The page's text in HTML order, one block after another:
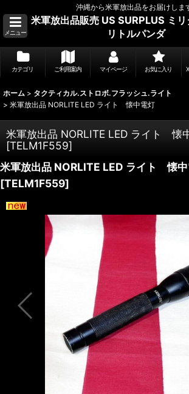
沖縄から米軍放出品をお届けしま
メニュー
米軍放出品販売 US SURPLUS ミ
リトルパンダ
カテゴリ ご利用案内 マイページ お気に入り
ホーム > タクティカル.ストロボ.フラッシュ.ライト
> 米軍放出品 NORLITE LED ライト 懐中電灯
米軍放出品 NORLITE LED ライト 懐
[TELM1F559]
米軍放出品 NORLITE LED ライト 懐
[TELM1F559]